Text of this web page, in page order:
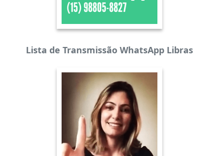
Lista de Transmissão WhatsApp Libras